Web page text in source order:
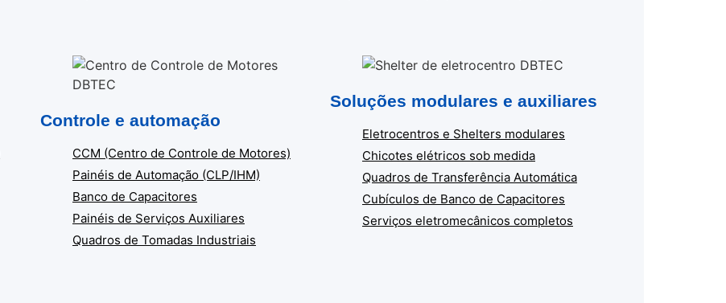
Controle e automação
CCM (Centro de Controle de Motores)
Painéis de Automação (CLP/IHM)
Banco de Capacitores
Painéis de Serviços Auxiliares
Quadros de Tomadas Industriais
Soluções modulares e auxiliares
Eletrocentros e Shelters modulares
Chicotes elétricos sob medida
Quadros de Transferência Automática
Cubículos de Banco de Capacitores
Serviços eletromecânicos completos